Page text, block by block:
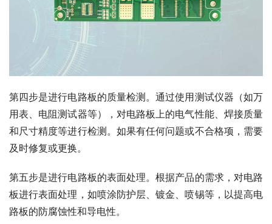
第四步是进行电路板的质量检测。通过使用测试仪器（如万
用表、电阻测试器等），对电路板上的电气性能、焊接质量
和尺寸精度等进行检测。如果有任何问题或不合格项，需要
及时修复或更换。
第五步是进行电路板的表面处理。根据产品的需求，对电路
板进行表面处理，如喷涂防护层、镀金、喷锡等，以提高电
路板的防腐蚀性和导电性。